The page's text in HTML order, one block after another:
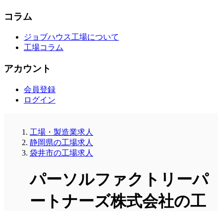
コラム
ジョブハウス工場について
工場コラム
アカウント
会員登録
ログイン
工場・製造業求人
静岡県の工場求人
袋井市の工場求人
パーソルファクトリーパ
ートナーズ株式会社の工